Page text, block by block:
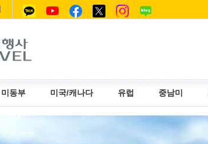
미동부 미국/캐나다 유럽 중남미